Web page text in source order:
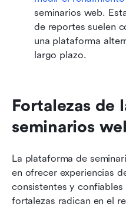
seminarios web.
de reportes suelen
una plataforma
largo plazo.
Fortalezas de
seminarios
La plataforma de
en ofrecer experiencias
consistentes y confiables
fortalezas radican en el